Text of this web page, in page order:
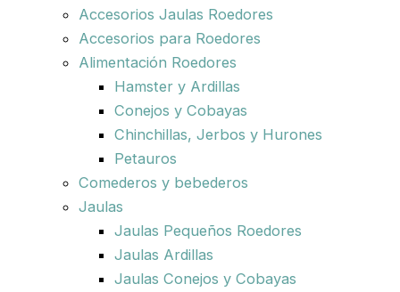
Accesorios Jaulas Roedores
Accesorios para Roedores
Alimentación Roedores
Hamster y Ardillas
Conejos y Cobayas
Chinchillas, Jerbos y Hurones
Petauros
Comederos y bebederos
Jaulas
Jaulas Pequeños Roedores
Jaulas Ardillas
Jaulas Conejos y Cobayas